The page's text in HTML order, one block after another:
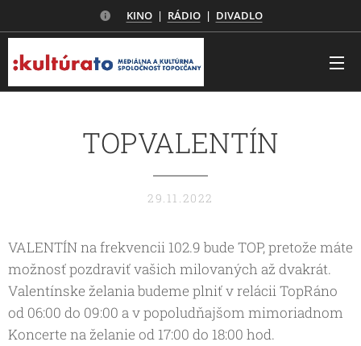
KINO| RÁDIO| DIVADLO
TOPVALENTÍN
29.11.2022
VALENTÍN na frekvencii 102.9 bude TOP, pretože máte
možnosť pozdraviť vašich milovaných až dvakrát.
Valentínske želania budeme plniť v relácii TopRáno
od 06:00 do 09:00 a v popoludňajšom mimoriadnom
Koncerte na želanie od 17:00 do 18:00 hod.